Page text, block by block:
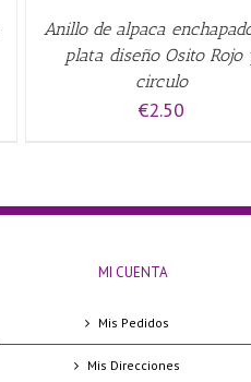
Anillo de alpaca
plata diseño Osito Rojo
circulo
€2.50
MI CUENTA
Mis Pedidos
Mis Direcciones